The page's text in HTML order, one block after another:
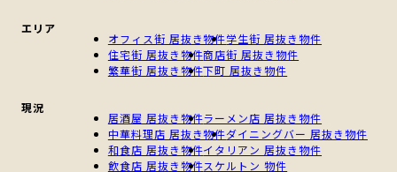
エリア
オフィス街 居抜き物件学生街 居抜き物件
住宅街 居抜き物件商店街 居抜き物件
繁華街 居抜き物件下町 居抜き物件
現況
居酒屋 居抜き物件ラーメン店 居抜き物件
中華料理店 居抜き物件ダイニングバー 居抜き物件
和食店 居抜き物件イタリアン 居抜き物件
飲食店 居抜き物件スケルトン 物件